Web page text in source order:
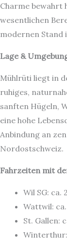
Charme bewahrt
wesentlichen
modernen Stand
Lage &
Mühlrüti liegt in
ruhiges,
sanften Hügeln,
eine hohe
Anbindung an
Nordostschweiz.
Fahrzeiten mit
Wil SG: ca.
Wattwil:
St. Gallen: